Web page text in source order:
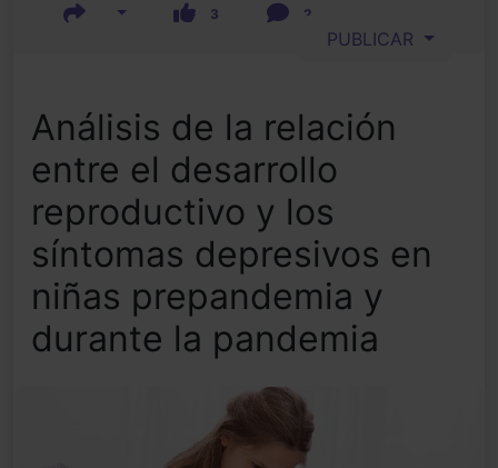
3 2
PUBLICAR
Análisis de la relación
entre el desarrollo
reproductivo y los
síntomas depresivos en
niñas prepandemia y
durante la pandemia